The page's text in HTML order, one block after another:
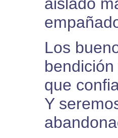
aislado
Los
que
Y